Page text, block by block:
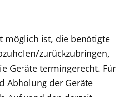
möglich ist, die benötigte
zurückzubringen,
Geräte termingerecht. Für
Abholung der Geräte